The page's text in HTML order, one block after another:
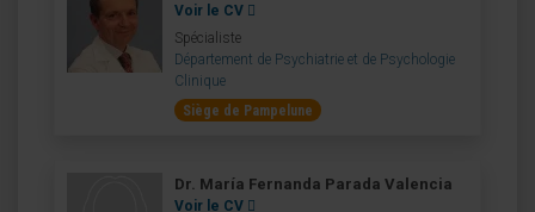
Voir le CV
Spécialiste
Département de Psychiatrie et de Psychologie
Clinique
Siège de Pampelune
Dr. María Fernanda Parada Valencia
Voir le CV